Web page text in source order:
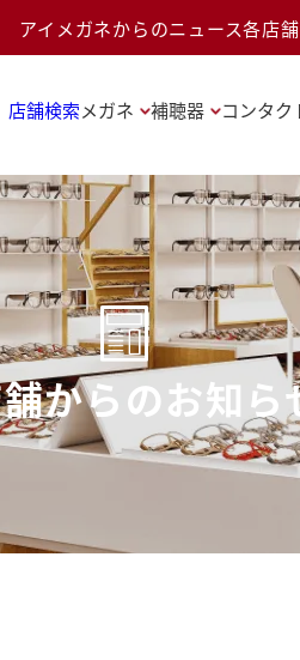
アイメガネからのニュース各店
店舗検索メガネ 補聴器 コンタク
からのお知ら